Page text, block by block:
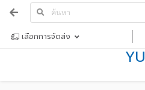
เลือกการจัดส่ง
YU